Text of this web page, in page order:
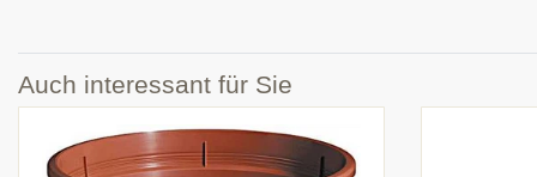
Auch interessant für Sie